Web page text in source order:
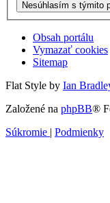
Obsah portálu
Vymazať cookies
Sitemap
Flat Style by Ian
Založené na phpBB®
Súkromie | Podmienky